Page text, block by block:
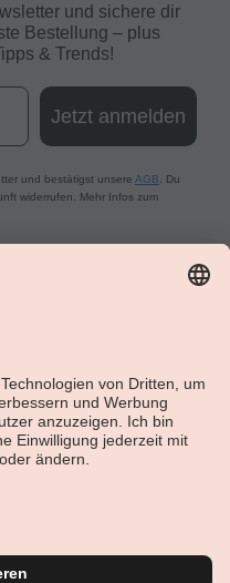
und sichere dir
Bestellung – plus
& Trends!
Jetzt anmelden
und bestätigst unsere AGB . Du
widerrufen. Mehr Infos zum